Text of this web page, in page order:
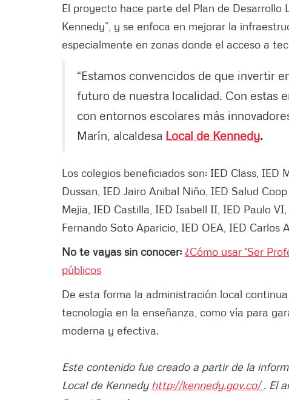
El proyecto hace parte del Plan de
Kennedy”, y se enfoca en mejorar la
especialmente en zonas donde el acceso a
“Estamos convencidos de que invertir
futuro de nuestra localidad. Con estas
con entornos escolares más
Marín, alcaldesa Local de Kennedy.
Los colegios beneficiados son: IED Class, IED
Dussan, IED Jairo Anibal Niño, IED Salud
Mejia, IED Castilla, IED Isabell II, IED Paulo
Fernando Soto Aparicio, IED OEA, IED Carlos
No te vayas sin conocer: ¿Cómo usar 'Ser
públicos
De esta forma la administración local
tecnología en la enseñanza, como vía para
moderna y efectiva.
Este contenido fue creado a partir de la
Local de Kennedy http://kennedy.gov.co/. El